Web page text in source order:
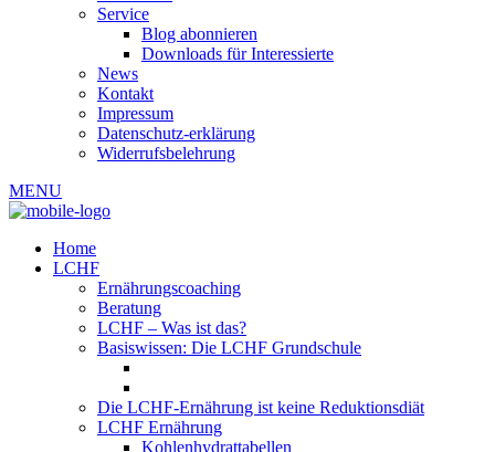
Service
Blog abonnieren
Downloads für Interessierte
News
Kontakt
Impressum
Datenschutz-erklärung
Widerrufsbelehrung
MENU
Home
LCHF
Ernährungscoaching
Beratung
LCHF – Was ist das?
Basiswissen: Die LCHF Grundschule
Die LCHF-Ernährung ist keine Reduktionsdiät
LCHF Ernährung
Kohlenhydrattabellen